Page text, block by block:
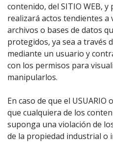
contenido, del SITIO WEB,
realizará actos tendientes
archivos o bases de datos
protegidos, ya sea a través
mediante un usuario y
con los permisos para
manipularlos.
En caso de que el
que cualquiera de los
suponga una violación de
de la propiedad industrial o